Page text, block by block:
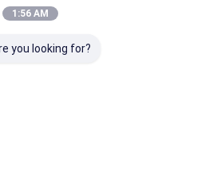
1:56 AM
you looking for?